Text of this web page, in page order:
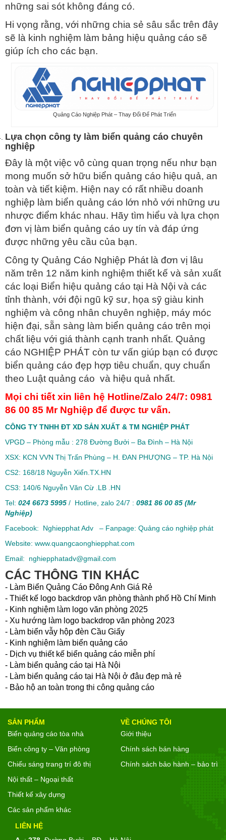
những sai sót không đáng có.
Hi vọng rằng, với những chia sẻ sâu sắc trên đây
sẽ là kinh nghiệm làm bảng hiệu quảng cáo sẽ
giúp ích cho các bạn.
Quảng Cáo Nghiệp Phát – Thay Đổi Để Phát Triển
Lựa chọn công ty làm biển quảng cáo chuyên
nghiệp
Đây là một việc vô cùng quan trọng nếu như bạn
mong muốn sở hữu biển quảng cáo hiệu quả, an
toàn và tiết kiệm. Hiện nay có rất nhiều doanh
nghiệp làm biển quảng cáo lớn nhỏ với những ưu
nhược điểm khác nhau. Hãy tìm hiểu và lựa chọn
đơn vị làm biển quảng cáo uy tín và đáp ứng
được những yêu cầu của bạn.
Công ty Quảng Cáo Nghiệp Phát là đơn vị lâu
năm trên 12 năm kinh nghiệm thiết kế và sản xuất
các loại Biển hiệu quảng cáo tại Hà Nội và các
tỉnh thành, với đội ngũ kỹ sư, họa sỹ giàu kinh
nghiệm và công nhân chuyên nghiệp, máy móc
hiện đại, sẵn sàng làm biển quảng cáo trên mọi
chất liệu với giá thành cạnh tranh nhất. Quảng
cáo NGHIỆP PHÁT còn tư vấn giúp bạn có được
biển quảng cáo đẹp hợp tiêu chuẩn, quy chuẩn
theo Luật quảng cáo và hiệu quả nhất.
Mọi chi tiết xin liên hệ Hotline/Zalo 24/7: 0981
86 00 85 Mr Nghiệp để được tư vấn.
CÔNG TY TNHH ĐT XD SẢN XUẤT & TM NGHIỆP PHÁT
VPGD – Phòng mẫu : 278 Đường Bưởi – Ba Đình – Hà Nội
XSX: KCN VVN Thị Trấn Phùng – H. ĐAN PHƯỢNG – TP. Hà Nội
CS2: 168/18 Nguyễn Xiển.TX.HN
CS3: 140/6 Nguyễn Văn Cừ .LB .HN
Tel: 024 6673 5995 / Hotline, zalo 24/7 : 0981 86 00 85 (Mr
Nghiệp)
Facebook: Nghiepphat Adv – Fanpage: Quảng cáo nghiệp phát
Website: www.quangcaonghiepphat.com
Email: nghiepphatadv@gmail.com
CÁC THÔNG TIN KHÁC
- Làm Biển Quảng Cáo Đông Anh Giá Rẻ
- Thiết kế logo backdrop văn phòng thành phố Hồ Chí Minh
- Kinh nghiệm làm logo văn phòng 2025
- Xu hướng làm logo backdrop văn phòng 2023
- Làm biển vẫy hộp đèn Cầu Giấy
- Kinh nghiệm làm biển quảng cáo
- Dịch vụ thiết kế biển quảng cáo miễn phí
- Làm biển quảng cáo tại Hà Nội
- Làm biển quảng cáo tại Hà Nội ở đâu đẹp mà rẻ
- Bảo hộ an toàn trong thi công quảng cáo
SẢN PHẨM
Biển quảng cáo tòa nhà
Biển công ty – Văn phòng
Chiếu sáng trang trí đô thị
Nội thất – Ngoại thất
Thiết kế xây dựng
Các sản phẩm khác
VỀ CHÚNG TÔI
Giới thiệu
Chính sách bán hàng
Chính sách bảo hành – bảo trì
LIÊN HỆ